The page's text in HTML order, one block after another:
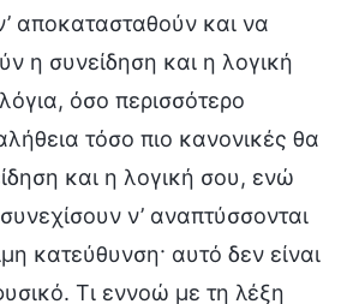
αποκατασταθούν και να
η συνείδηση και η λογική
όσο περισσότερο
τόσο πιο κανονικές θα
και η λογική σου, ενώ
ν’ αναπτύσσονται
κατεύθυνση· αυτό δεν είναι
Τι εννοώ με τη λέξη